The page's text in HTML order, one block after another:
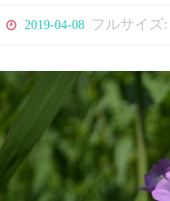
2019-04-08 フルサイズ: